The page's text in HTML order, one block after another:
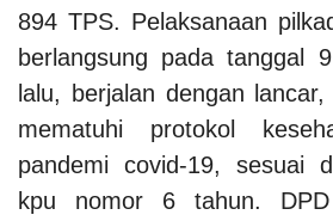
894 TPS. Pelaksanaan
berlangsung pada tanggal
lalu, berjalan dengan
mematuhi protokol
pandemi covid-19, sesuai
kpu nomor 6 tahun.